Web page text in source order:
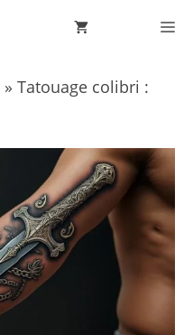
» Tatouage colibri :